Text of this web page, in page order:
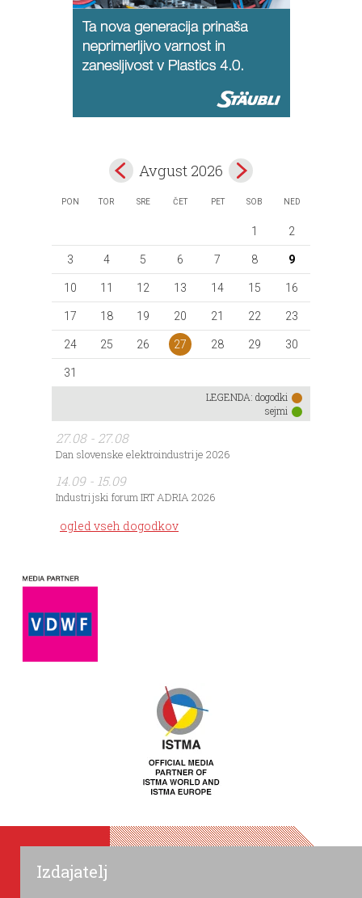
Avgust 2026
PON TOR SRE ČET PET SOB NED
1 2
3 4 5 6 7 8 9
10 11 12 13 14 15 16
17 18 19 20 21 22 23
24 25 26 27 28 29 30
31
LEGENDA: dogodki
sejmi
27.08 - 27.08
Dan slovenske elektroindustrije 2026
14.09 - 15.09
Industrijski forum IRT ADRIA 2026
ogled vseh dogodkov
Izdajatelj